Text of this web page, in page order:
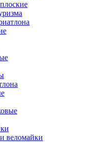
веломайки